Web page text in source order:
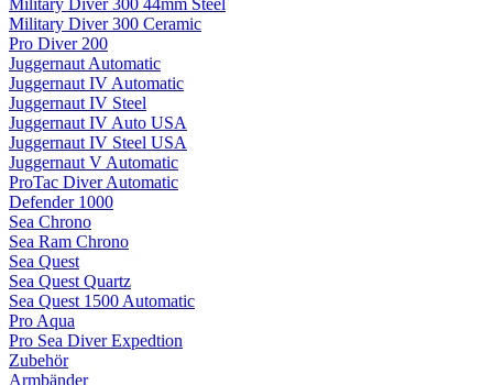
Military Diver 300 44mm Steel
Military Diver 300 Ceramic
Pro Diver 200
Juggernaut Automatic
Juggernaut IV Automatic
Juggernaut IV Steel
Juggernaut IV Auto USA
Juggernaut IV Steel USA
Juggernaut V Automatic
ProTac Diver Automatic
Defender 1000
Sea Chrono
Sea Ram Chrono
Sea Quest
Sea Quest Quartz
Sea Quest 1500 Automatic
Pro Aqua
Pro Sea Diver Expedtion
Zubehör
Armbänder